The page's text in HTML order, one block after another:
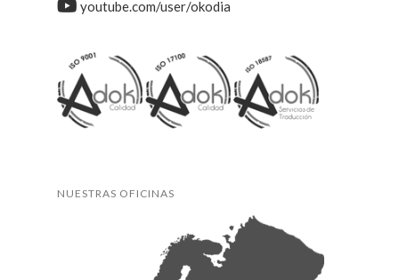
youtube.com/user/okodia
NUESTRAS OFICINAS